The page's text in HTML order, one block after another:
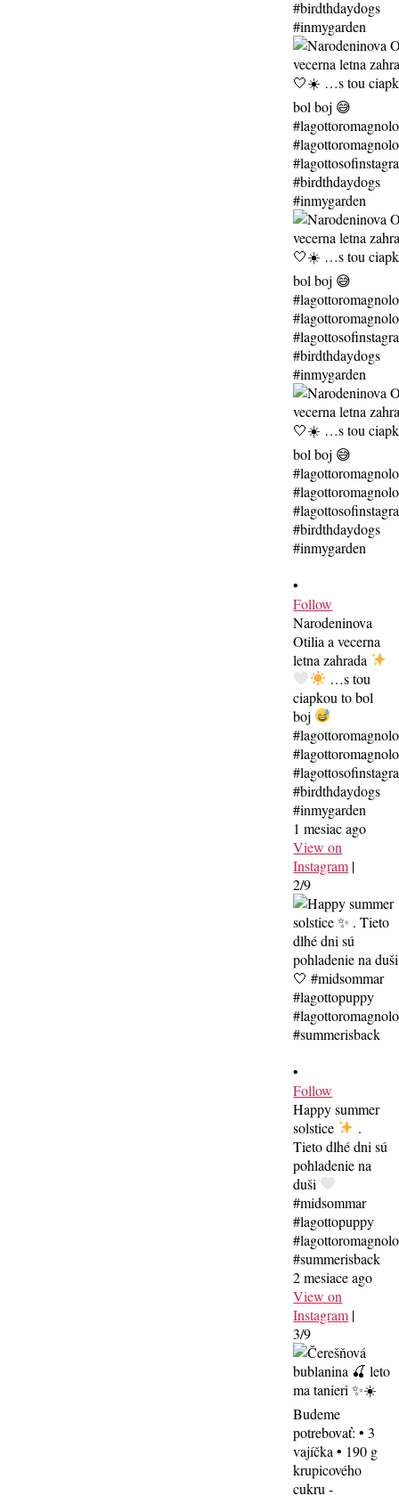
•
Follow
Narodeninova
Otilia a vecerna
letna zahrada
…s tou
ciapkou to bol
boj
#birdthdaydogs
#inmygarden
1 mesiac ago
View on
Instagram |
2/9
•
Follow
Happy summer
solstice
.
Tieto dlhé dni sú
pohladenie na
duši
#midsommar
#lagottopuppy
#lagottoromagnolo
#summerisback
2 mesiace ago
View on
Instagram |
3/9